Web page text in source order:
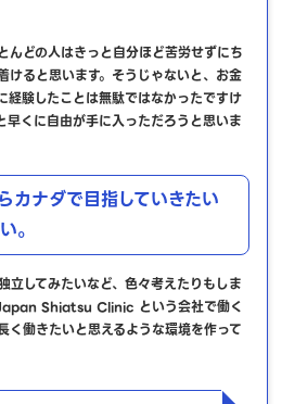
んどの人はきっと自分ほど苦労せずにち
けると思います。そうじゃないと、お金
経験したことは無駄ではなかったですけ
早くに自由が手に入っただろうと思いま
カナダで目指していきたい
。
立してみたいなど、色々考えたりもしま
Shiatsu Clinic という会社で働く
く働きたいと思えるような環境を作って